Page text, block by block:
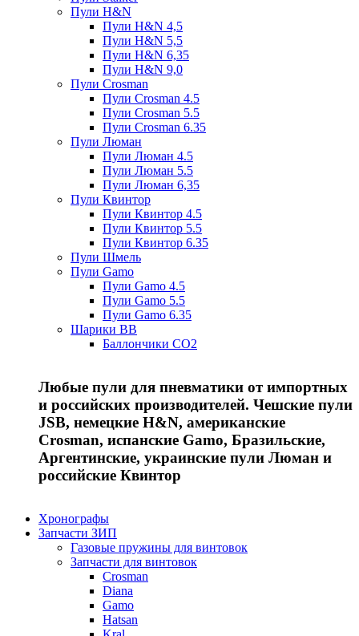
Пули H&N
Пули H&N 4,5
Пули H&N 5,5
Пули H&N 6,35
Пули H&N 9,0
Пули Crosman
Пули Crosman 4.5
Пули Crosman 5.5
Пули Crosman 6.35
Пули Люман
Пули Люман 4.5
Пули Люман 5.5
Пули Люман 6,35
Пули Квинтор
Пули Квинтор 4.5
Пули Квинтор 5.5
Пули Квинтор 6.35
Пули Шмель
Пули Gamo
Пули Gamo 4.5
Пули Gamo 5.5
Пули Gamo 6.35
Шарики BB
Баллончики CO2
Любые пули для пневматики от импортных
и российских производителей. Чешские пули
JSB, немецкие H&N, американские
Crosman, испанские Gamo, Бразильские,
Аргентинские, украинские пули Люман и
российские Квинтор
Хронографы
Запчасти ЗИП
Газовые пружины для винтовок
Запчасти для винтовок
Crosman
Diana
Gamo
Hatsan